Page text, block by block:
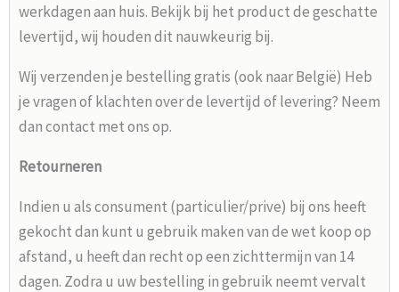
werkdagen aan huis. Bekijk bij het product de geschatte
levertijd, wij houden dit nauwkeurig bij.
Wij verzenden je bestelling gratis (ook naar België) Heb
je vragen of klachten over de levertijd of levering? Neem
dan contact met ons op.
Retourneren
Indien u als consument (particulier/prive) bij ons heeft
gekocht dan kunt u gebruik maken van de wet koop op
afstand, u heeft dan recht op een zichttermijn van 14
dagen. Zodra u uw bestelling in gebruik neemt vervalt